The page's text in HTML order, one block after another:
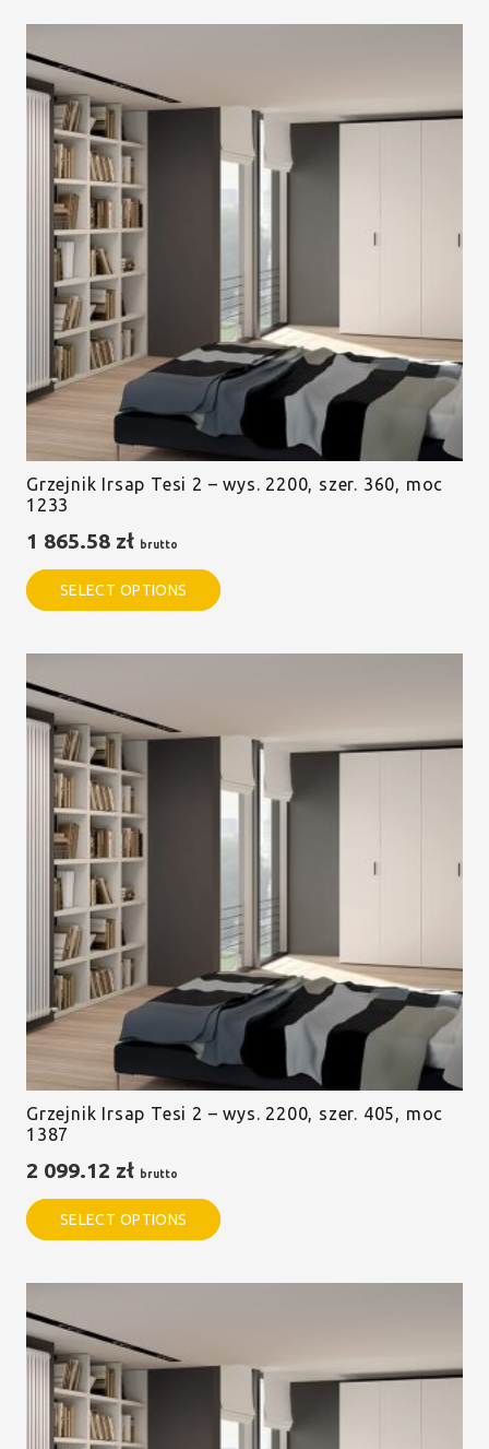
Grzejnik Irsap Tesi 2 – wys. 2200, szer. 360, moc
1233
1 865.58 zł brutto
SELECT OPTIONS
Grzejnik Irsap Tesi 2 – wys. 2200, szer. 405, moc
1387
2 099.12 zł brutto
SELECT OPTIONS